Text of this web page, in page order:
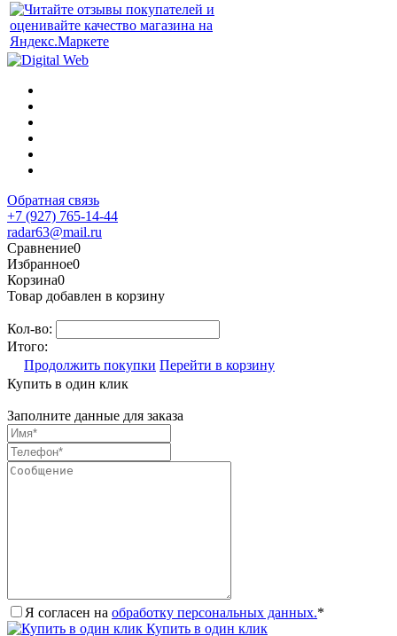
Обратная связь
+7 (927) 765-14-44
radar63@mail.ru
Сравнение0
Избранное0
Корзина0
Товар добавлен в корзину
Кол-во:
Итого:
Продолжить покупки Перейти в корзину
Купить в один клик
Заполните данные для заказа
Я согласен на обработку персональных данных.*
Купить в один клик